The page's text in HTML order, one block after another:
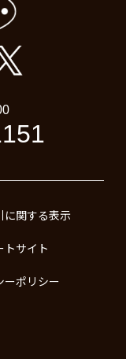
に関する表示
トサイト
ーポリシー